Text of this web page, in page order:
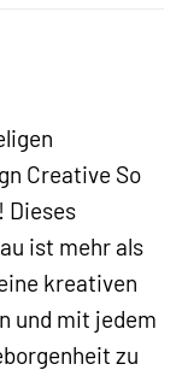
Creative So
Dieses
ist mehr als
kreativen
und mit jedem
zu